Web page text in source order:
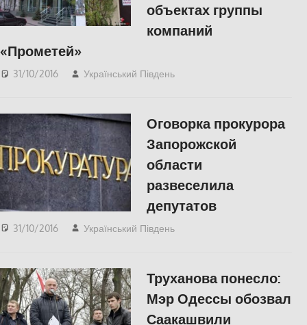
объектах группы
компаний
«Прометей»
31/10/2016 Український Південь
Оговорка прокурора
Запорожской
области
развеселила
депутатов
31/10/2016 Український Південь
Труханова понесло:
Мэр Одессы обозвал
Саакашвили